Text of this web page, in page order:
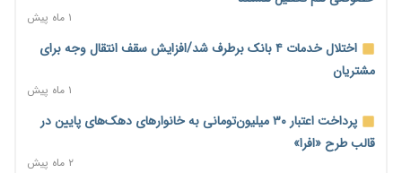
محدودیت تازه برای شبکه بانکی؛ افزایش سپرده قانونی با هدف
کنترل تورم
ترمز تولید خودرو کشیده شد؛ افت ۲۵ درصدی تیراژ ایران‌خودرو،
سایپا و پارس‌خودرو
۱ ماه پیش
اختلال خدمات ۴ بانک برطرف شد/افزایش سقف انتقال وجه برای
مشتریان
۱ ماه پیش
پرداخت اعتبار ۳۰ میلیون‌تومانی به خانوارهای دهک‌های پایین در
قالب طرح «افرا»
۲ ماه پیش